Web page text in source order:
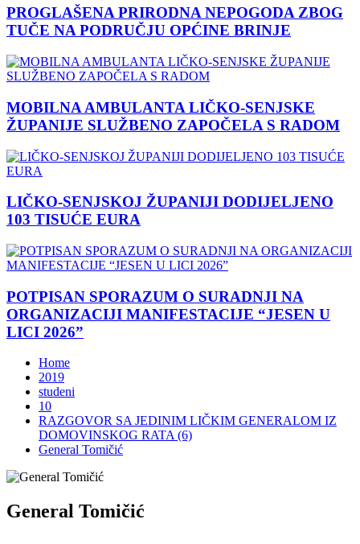
PROGLAŠENA PRIRODNA NEPOGODA ZBOG
TUČE NA PODRUČJU OPĆINE BRINJE
MOBILNA AMBULANTA LIČKO-SENJSKE
ŽUPANIJE SLUŽBENO ZAPOČELA S RADOM
LIČKO-SENJSKOJ ŽUPANIJI DODIJELJENO
103 TISUĆE EURA
POTPISAN SPORAZUM O SURADNJI NA
ORGANIZACIJI MANIFESTACIJE “JESEN U
LICI 2026”
Home
2019
studeni
10
RAZGOVOR SA JEDINIM LIČKIM GENERALOM IZ
DOMOVINSKOG RATA (6)
General Tomičić
General Tomičić